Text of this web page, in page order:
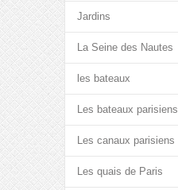
Jardins
La Seine des Nautes
les bateaux
Les bateaux parisiens
Les canaux parisiens
Les quais de Paris